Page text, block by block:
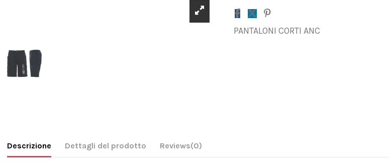
PANTALONI CORTI ANC
Descrizione Dettagli del prodotto Reviews(0)